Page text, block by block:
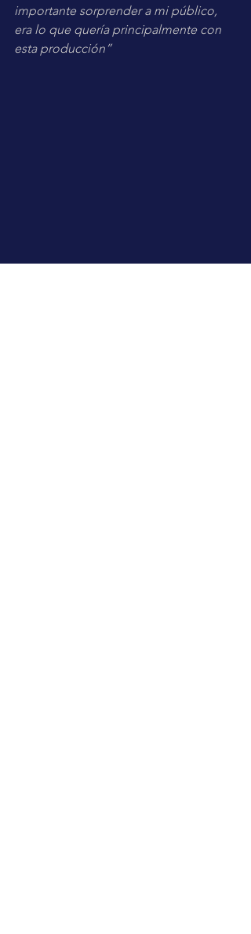
importante sorprender a mi público,
era lo que quería principalmente con
esta producción”